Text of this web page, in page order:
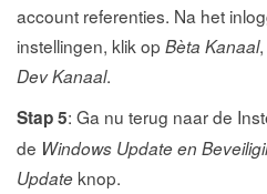
account referenties. Na het
instellingen, klik op Bèta Kanaal
Dev Kanaal.
Stap 5: Ga nu terug naar de
de Windows Update en
Update knop.